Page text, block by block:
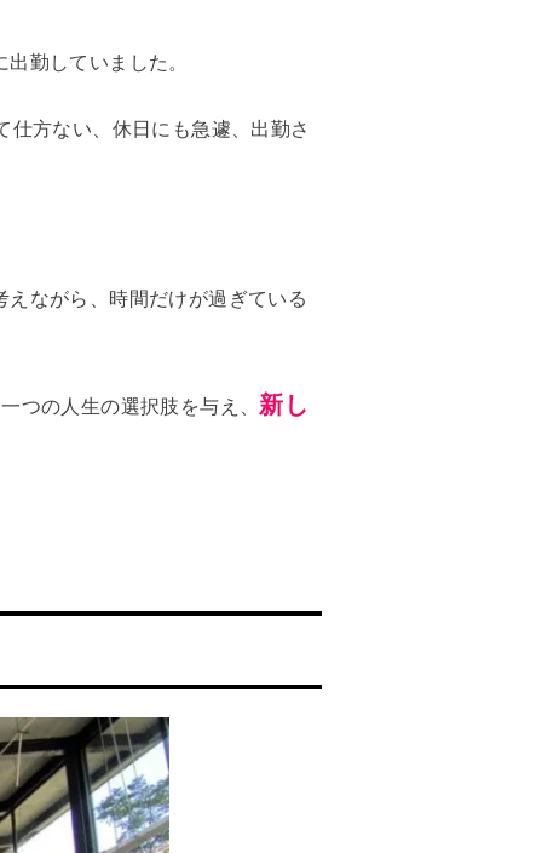
勤していました。
方ない、休日にも急遽、出勤さ
えながら、時間だけが過ぎている
つの人生の選択肢を与え、 新し